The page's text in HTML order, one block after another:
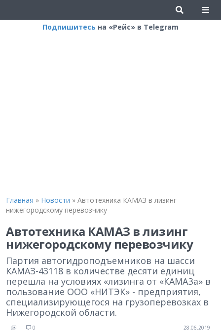
Подпишитесь на «Рейс» в Telegram
Главная » Новости » Автотехника КАМАЗ в лизинг
нижегородскому перевозчику
Автотехника КАМАЗ в лизинг
нижегородскому перевозчику
Партия автогидроподъемников на шасси
КАМАЗ-43118 в количестве десяти единиц
перешла на условиях «лизинга от «КАМАЗа» в
пользование ООО «НИТЭК» - предприятия,
специализирующегося на грузоперевозках в
Нижегородской области.
0 28.06.2019